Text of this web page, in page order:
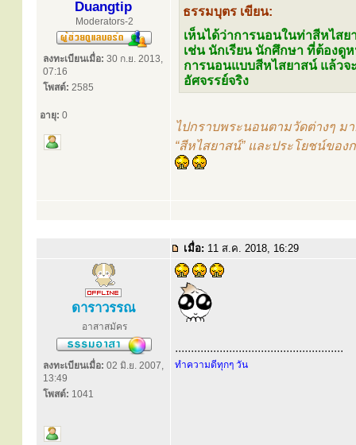
Duangtip
Moderators-2
ลงทะเบียนเมื่อ: 30 ก.ย. 2013,
07:16
โพสต์: 2585
อายุ: 0
ธรรมบุตร เขียน:
เห็นได้ว่าการนอนในท่าสีหไส
เช่น นักเรียน นักศึกษา ที่ต้องดู
การนอนแบบสีหไสยาสน์ แล้วจ
อัศจรรย์จริง
ไปกราบพระนอนตามวัดต่างๆ ม
“สีหไสยาสน์” และประโยชน์ขอ
เมื่อ: 11 ส.ค. 2018, 16:29
ดาราวรรณ
อาสาสมัคร
ลงทะเบียนเมื่อ: 02 มิ.ย. 2007,
13:49
โพสต์: 1041
.....................................................
ทำความดีทุกๆ วัน